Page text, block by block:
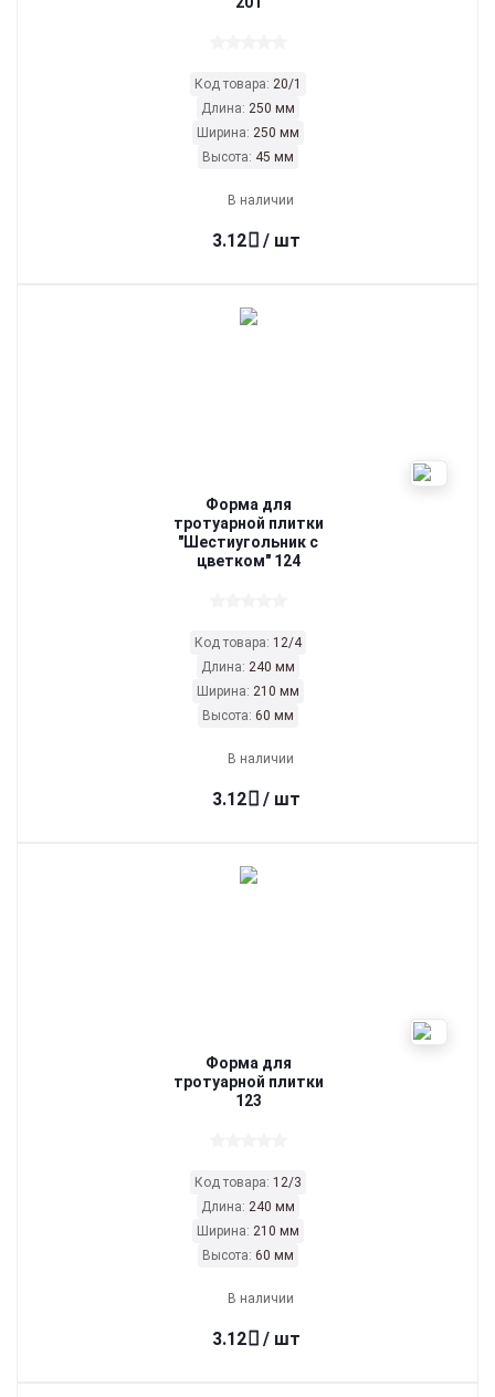
Код товара: 20/1
Длина: 250 мм
Ширина: 250 мм
Высота: 45 мм
В наличии
3.12 / шт
Форма для
тротуарной плитки
"Шестиугольник с
цветком" 124
Код товара: 12/4
Длина: 240 мм
Ширина: 210 мм
Высота: 60 мм
В наличии
3.12 / шт
Форма для
тротуарной плитки
123
Код товара: 12/3
Длина: 240 мм
Ширина: 210 мм
Высота: 60 мм
В наличии
3.12 / шт